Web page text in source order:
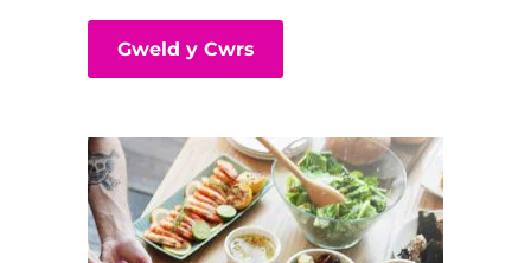
Gweld y Cwrs